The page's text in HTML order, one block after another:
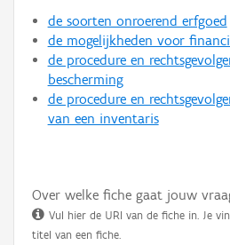
de soorten onroerend erfgoed
de mogelijkheden voor
de procedure en
bescherming
de procedure en
van een inventaris
Over welke fiche gaat jouw
Vul hier de URI van de fiche in. Je
titel van een fiche.